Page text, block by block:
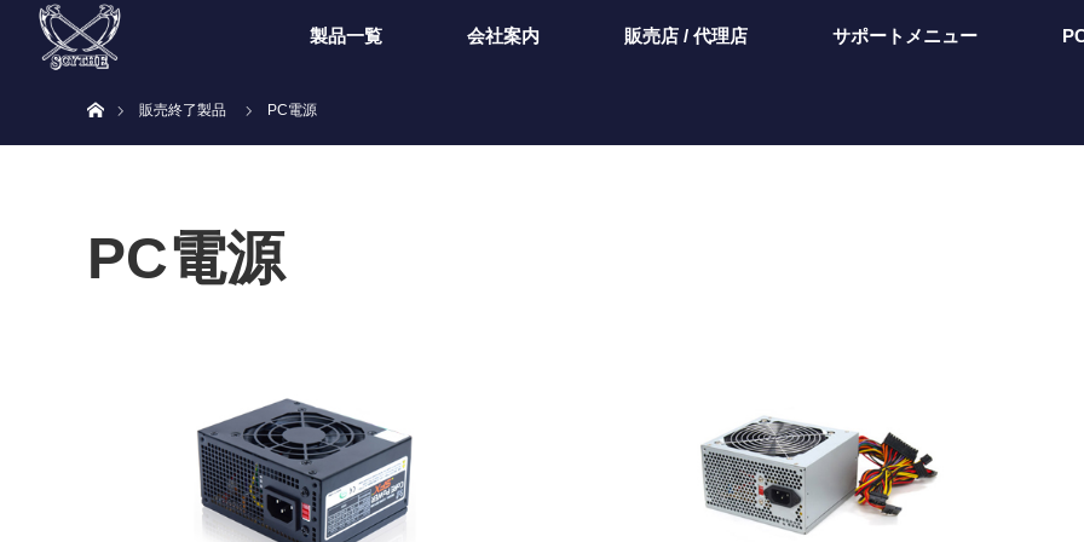
製品一覧 会社案内 販売店 / 代理店 サポートメニュー
販売終了製品
PC電源
PC電源